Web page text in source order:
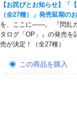
【お詫びとお知らせ】「
（全27種）」発売延期の
を、ここに――。 『閃乱
タログ「OP」』の発売を
売が決定！（全27種）
この商品を購入